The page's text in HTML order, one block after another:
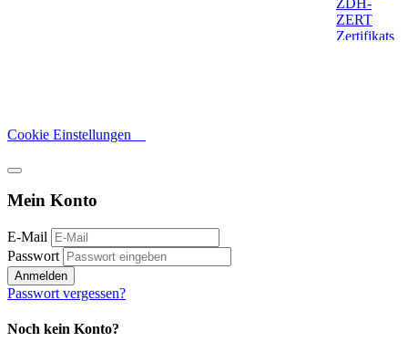
Cookie Einstellungen
Mein Konto
E-Mail
Passwort
Anmelden
Passwort vergessen?
Noch kein Konto?